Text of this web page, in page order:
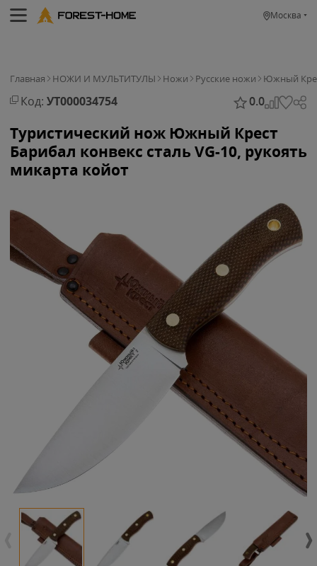
Москва
Главная НОЖИ И МУЛЬТИТУЛЫ Ножи Русские ножи Южный
Код: УТ000034754 0.0
Туристический нож Южный Крест
Барибал конвекс сталь VG-10, рукоять
микарта койот